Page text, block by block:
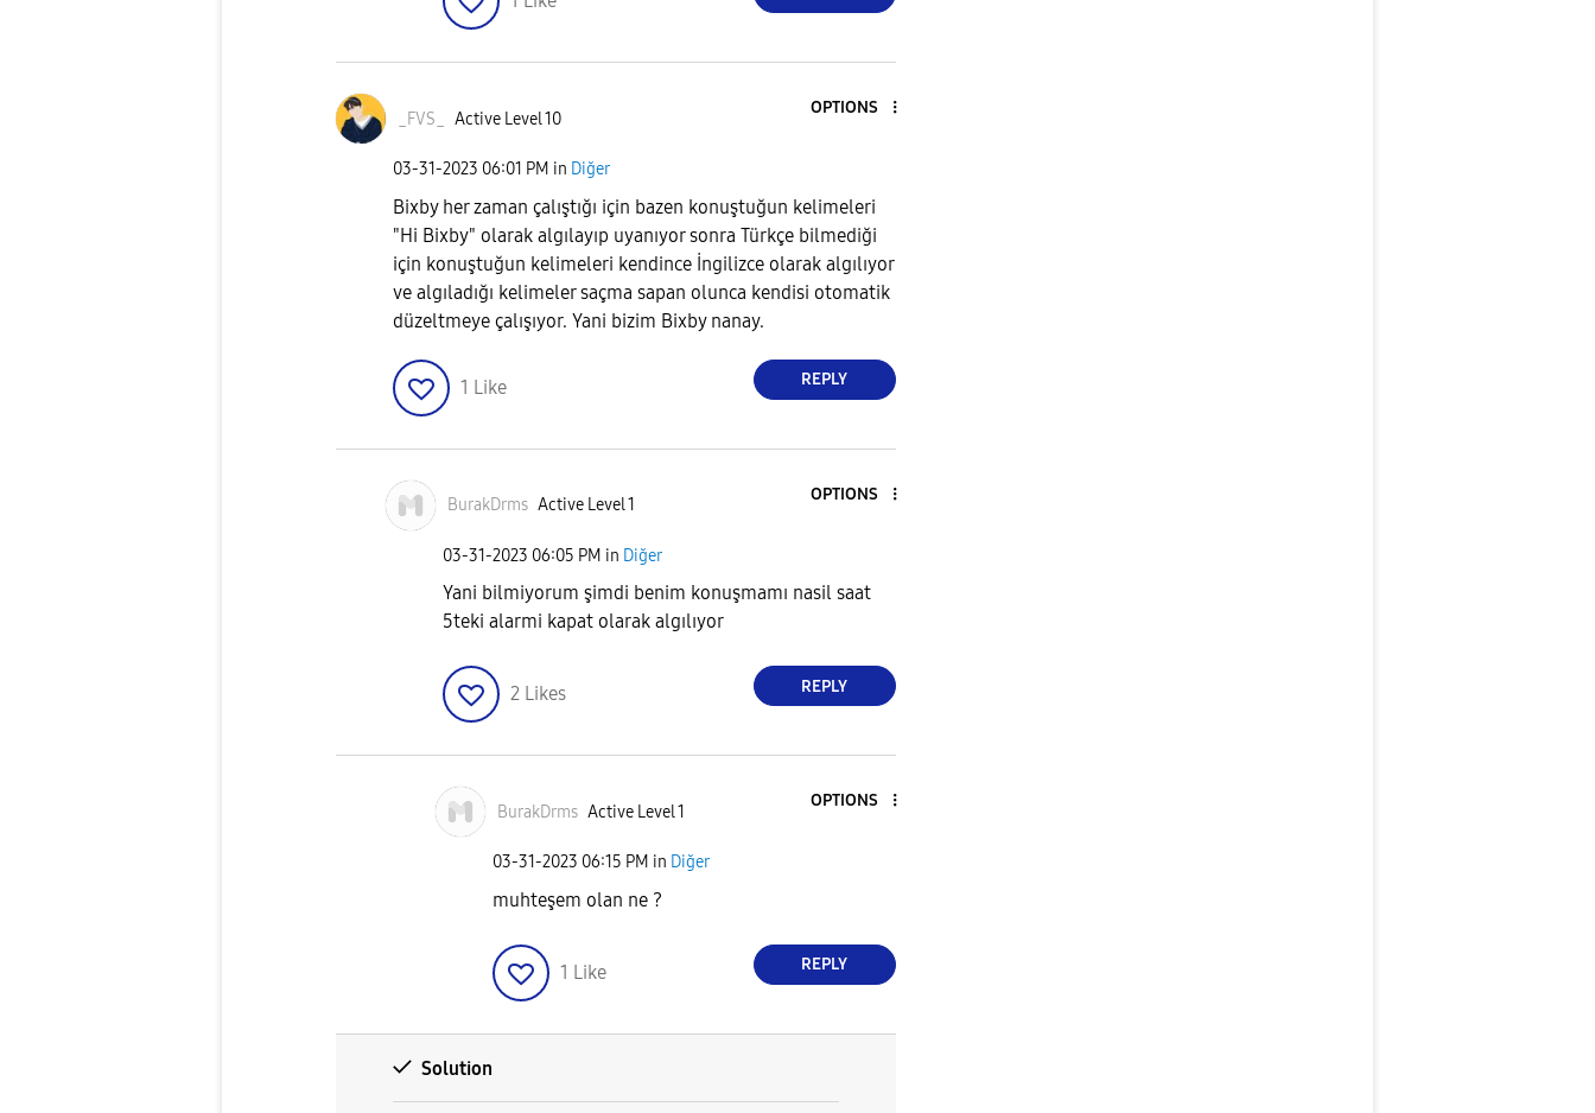
_FVS_ Active Level 10
OPTIONS
‎03-31-2023 06:01 PM in Diğer
Bixby her zaman çalıştığı için bazen konuştuğun kelimeleri
"Hi Bixby" olarak algılayıp uyanıyor sonra Türkçe bilmediği
için konuştuğun kelimeleri kendince İngilizce olarak algılıyor
ve algıladığı kelimeler saçma sapan olunca kendisi otomatik
düzeltmeye çalışıyor. Yani bizim Bixby nanay.
1 Like REPLY
BurakDrms Active Level 1
OPTIONS
‎03-31-2023 06:05 PM in Diğer
Yani bilmiyorum şimdi benim konuşmamı nasil saat
5teki alarmi kapat olarak algılıyor
2 Likes REPLY
BurakDrms Active Level 1
OPTIONS
‎03-31-2023 06:15 PM in Diğer
muhteşem olan ne ?
1 Like REPLY
Solution